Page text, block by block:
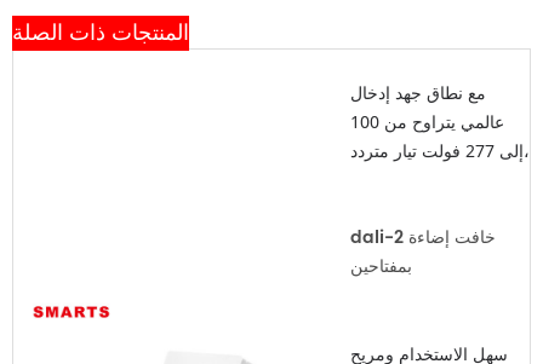
المنتجات ذات الصلة
مع نطاق جهد إدخال
عالمي يتراوح من 100
dali-2 خافت إضاءة
سهل الاستخدام ومريح